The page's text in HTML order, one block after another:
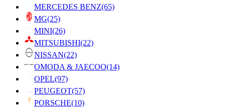
MERCEDES BENZ(65)
MG(25)
MINI(26)
MITSUBISHI(22)
NISSAN(22)
OMODA & JAECOO(14)
OPEL(97)
PEUGEOT(57)
PORSCHE(10)